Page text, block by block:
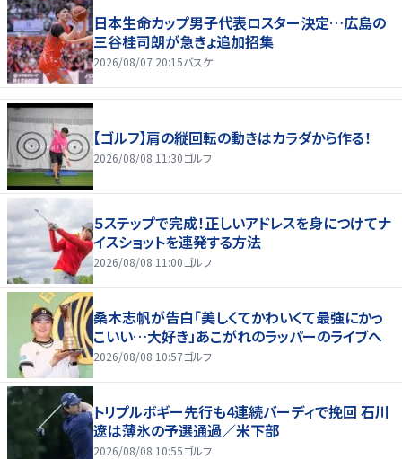
日本生命カップ男子代表ロスター決定…広島の
三谷桂司朗が急きょ追加招集
2026/08/07 20:15バスケ
【ゴルフ】肩の縦回転の動きはカラダから作る！
2026/08/08 11:30ゴルフ
５ステップで完成！正しいアドレスを身につけてナ
イスショットを連発する方法
2026/08/08 11:00ゴルフ
桑木志帆が告白「美しくてかわいくて最強にかっ
こいい…大好き」あこがれのラッパーのライブへ
2026/08/08 10:57ゴルフ
トリプルボギー先行も4連続バーディで挽回 石川
遼は薄氷の予選通過／米下部
2026/08/08 10:55ゴルフ